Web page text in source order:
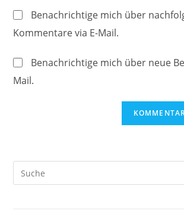
ein
zum
Kommentieren
Website-
URL
ein
Benachrichtige mich über
Kommentare via E-Mail.
Benachrichtige mich über neue
Mail.